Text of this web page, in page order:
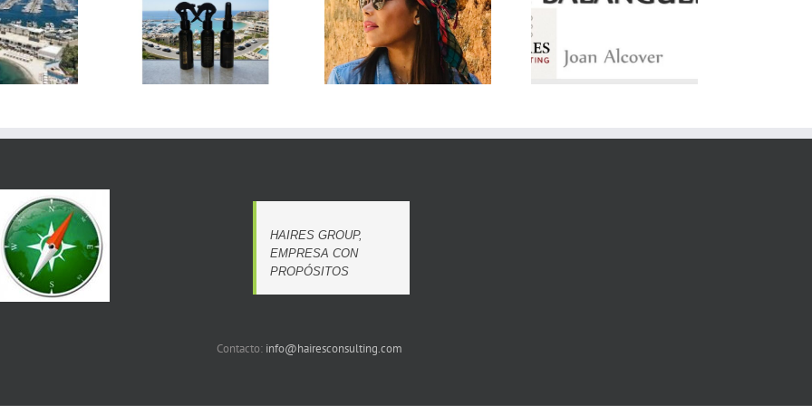
MetalXCrafts
Tatiana Aragón
presentará “Inmersión”
en Horizon The Gallery
Mallorca conmemora los
100 años de la
musicalización de La
Balanguera con un acto
participativo
HAIRES GROUP,
EMPRESA CON
PROPÓSITOS
Contacto: info@hairesconsulting.com